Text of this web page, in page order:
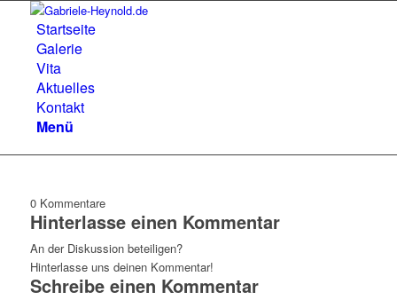
Startseite
Galerie
Vita
Aktuelles
Kontakt
Menü
0 Kommentare
Hinterlasse einen Kommentar
An der Diskussion beteiligen?
Hinterlasse uns deinen Kommentar!
Schreibe einen Kommentar